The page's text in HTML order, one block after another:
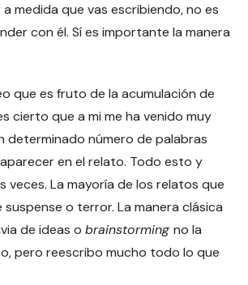
medida que vas escribiendo, no es
con él. Sí es importante la manera
que es fruto de la acumulación de
cierto que a mi me ha venido muy
determinado número de palabras
en el relato. Todo esto y
veces. La mayoría de los relatos que
o terror. La manera clásica
de ideas obrainstormingno la
pero reescribo mucho todo lo que